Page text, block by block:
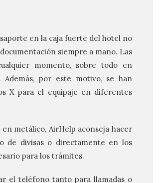
en la caja fuerte del hotel no
siempre a mano. Las
momento, sobre todo en
por este motivo, se han
X para el equipaje en diferentes
metálico, AirHelp aconseja hacer
de divisas o directamente en los
para los trámites.
el teléfono tanto para llamadas o